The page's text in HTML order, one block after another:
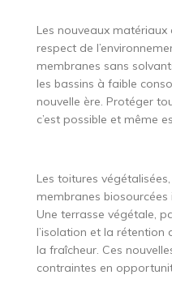
Les nouveaux
respect de
membranes sans
les bassins à faible
nouvelle ère. Protéger
c’est possible et même
Les toitures
membranes
Une terrasse végétale,
l’isolation et la rétention
la fraîcheur. Ces
contraintes en